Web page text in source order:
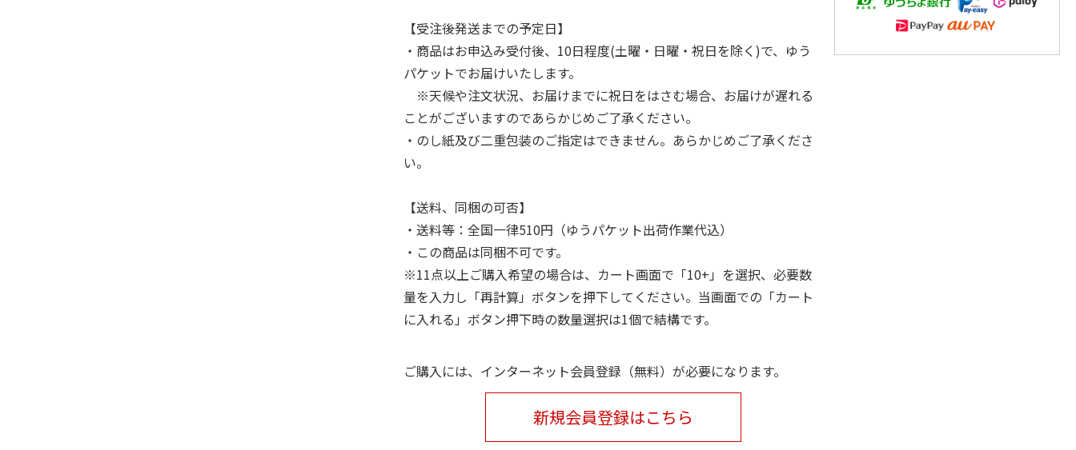
【受注後発送までの予定日】
・商品はお申込み受付後、10日程度(土曜・日曜・祝日を除く)で、ゆう
パケットでお届けいたします。
※天候や注文状況、お届けまでに祝日をはさむ場合、お届けが遅れる
ことがございますのであらかじめご了承ください。
・のし紙及び二重包装のご指定はできません。あらかじめご了承くださ
い。
【送料、同梱の可否】
・送料等：全国一律510円（ゆうパケット出荷作業代込）
・この商品は同梱不可です。
※11点以上ご購入希望の場合は、カート画面で「10+」を選択、必要数
量を入力し「再計算」ボタンを押下してください。当画面での「カート
に入れる」ボタン押下時の数量選択は1個で結構です。
ご購入には、インターネット会員登録（無料）が必要になります。
新規会員登録はこちら